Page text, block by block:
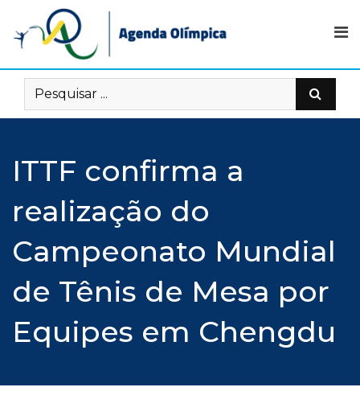
content
ITTF confirma a
realização do
Campeonato Mundial
de Tênis de Mesa por
Equipes em Chengdu